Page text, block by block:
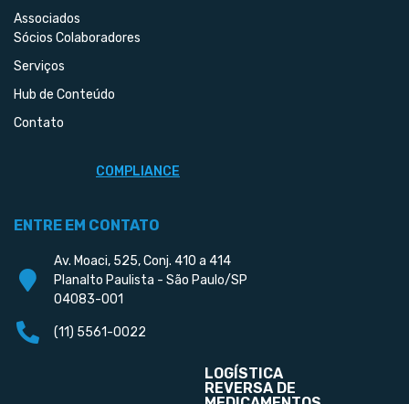
Associados
Sócios Colaboradores
Serviços
Hub de Conteúdo
Contato
COMPLIANCE
ENTRE EM CONTATO
Av. Moaci, 525, Conj. 410 a 414
Planalto Paulista - São Paulo/SP
04083-001
(11) 5561-0022
LOGÍSTICA
REVERSA DE